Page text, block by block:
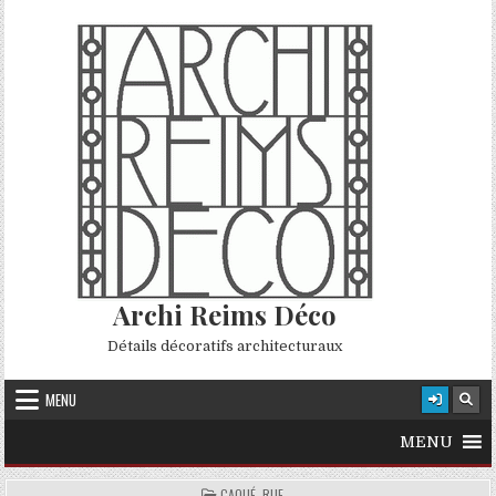
Skip to content
Archi Reims Déco
Détails décoratifs architecturaux
MENU
MENU